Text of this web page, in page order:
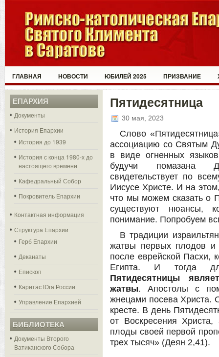
ГЛАВНАЯ НОВОСТИ ЮБИЛЕЙ 2025 ПРИЗВАНИЕ
ЕПАРХИЯ
Документы
История Епархии
История до 1939
История с конца 1980-х до
настоящего времени
Кафедральный Собор
Покровитель Епархии
Контактная информация
Структура Епархии
Герб Епархии
Деканаты
Епископ
Каритас Юга России
Управление Епархией
БИБЛИОТЕКА
Документы Второго
Ватиканского Собора
Пятидесятница
30 мая, 2023
Слово
ассоциацию со Святым
в виде огненных
будучи помазана
свидетельствует по
Иисусе Христе. И на
что мы можем сказать о
существуют нюансы,
понимание. Попробуем
В традиции
жатвы первых плодов и
после еврейской Пасхи,
Египта. И тогда
Пятидесятницы
жатвы. Апостолы с
жнецами посева Христа.
кресте. В день
от Воскресения
плоды своей первой
трех тысяч» (Деян 2,41).